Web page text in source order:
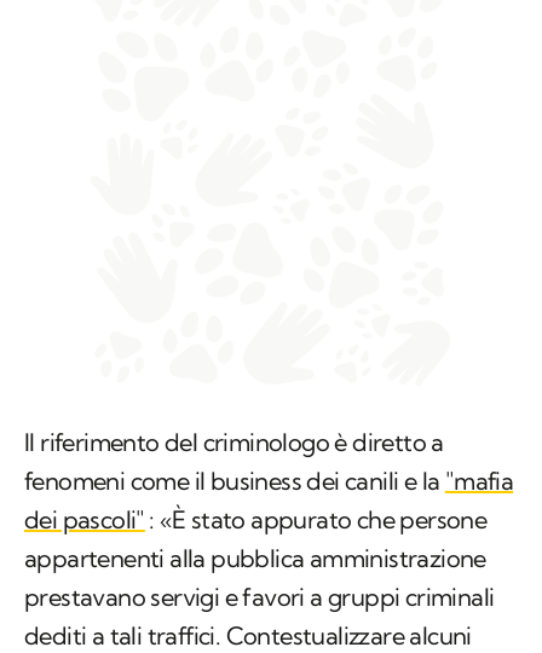
Il riferimento del criminologo è diretto a
fenomeni come il business dei canili e la "mafia
dei pascoli" : «È stato appurato che persone
appartenenti alla pubblica amministrazione
prestavano servigi e favori a gruppi criminali
dediti a tali traffici. Contestualizzare alcuni